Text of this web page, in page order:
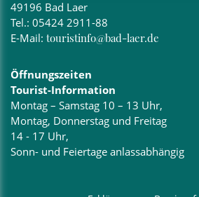
49196 Bad Laer
Tel.: 05424 2911-88
E-Mail: touristinfo@bad-laer.de
Öffnungszeiten
Tourist-Information
Montag – Samstag 10 – 13 Uhr,
Montag, Donnerstag und Freitag
14 - 17 Uhr,
Sonn- und Feiertage anlassabhängig